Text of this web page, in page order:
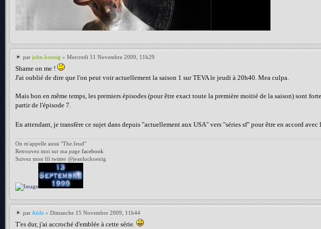
par john.koenig » Mercredi 11 Novembre 2009, 11h29
Shame on me !
J'ai oublié de dire que l'on peut voir actuellement la saison 1 sur TEVA le jeudi à 20h40. Mea culpa.
Mais bon en même temps, les premiers épisodes (pour être exact toute la première moitié de la saison) sont
partir de l'épisode 7.
En attendant, je transfère ce sujet dans depuis "actuellement aux USA" vers "séries sf" pour être en accord
On m'appelle aussi "The.feud"
Retrouvez moi sur ma page facebook
Suivez mon fil twitter @jeanluckoenig
par Aède » Dimanche 15 Novembre 2009, 11h44
T'es dur, j'ai accroché d'emblée à cette série.